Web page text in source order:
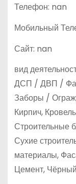
Телефон: nan
Мобильный
Сайт: nan
вид
ДСП / ДВП /
Заборы /
Кирпич,
Строительные
Сухие
материалы,
Цемент,